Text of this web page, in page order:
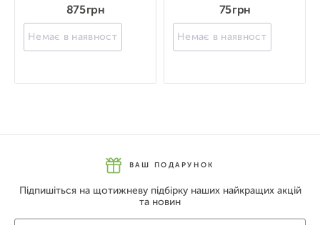
875 грн
Немає в наявності
75 грн
Немає в наявності
ВАШ ПОДАРУНОК
Підпишіться на щотижневу підбірку наших найкращих акцій
та новин